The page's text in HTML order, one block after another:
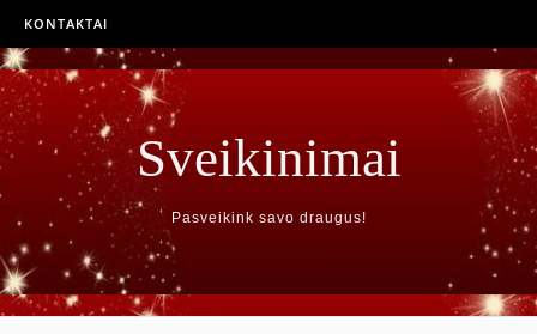
KONTAKTAI
Sveikinimai
Pasveikink savo draugus!